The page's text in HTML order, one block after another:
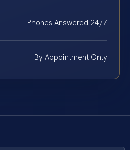
Phones Answered 24/7
By Appointment Only